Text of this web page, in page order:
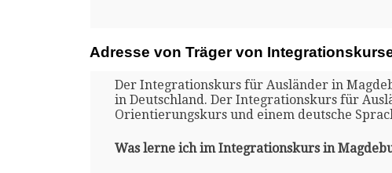
Adresse von Träger von
Der Integrationskurs für Ausländer in
in Deutschland. Der Integrationskurs für
Orientierungskurs und einem deutsche
Was lerne ich im Integrationskurs in